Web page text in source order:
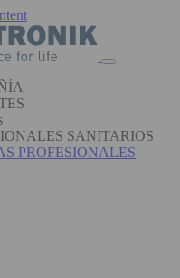
SANITARIOS
PROFESIONALES